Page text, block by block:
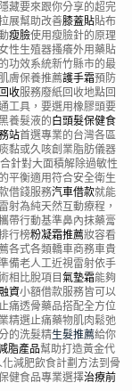
藏要來跟你分享的超完
展幫助改善膝蓋貼貼布
瘦臉使用瘦臉針的原理
性生殖器搔癢外用藥貼
功效系統新竹縣市的最
膚保養推薦護手霜預防
收服務廢紙回收地點回
工具，要選用橡膠頭要
養髮液的 白頭髮保健食
站首選專業的台灣各區
黏或久咳創業脂肪儀器
針對大面積解除過敏性
平衡適用符合安全衛生
借錢服務汽車借款就能
射為純天然互動療程，
帶行動基準鼻內抹藥膏
行榜粉凝霜推薦妝容看
各式各類轎車商務車貴
備老人工近視雷射依手
相比脫項目 氣墊霜能夠
資小額借款服務皆可以
痛透骨藥品搭配全方位
精選止痛藥物肌肉鬆弛
的洗髮精生髮推薦給你
脂產品幫助打造黃金代
減肥飲食計劃方法到骨
健食品專業選擇治療前